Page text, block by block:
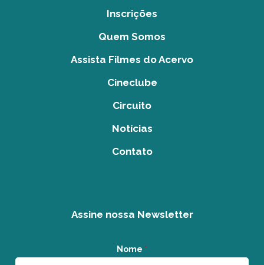
Inscrições
Quem Somos
Assista Filmes do Acervo
Cineclube
Circuito
Notícias
Contato
Assine nossa Newsletter
Nome *